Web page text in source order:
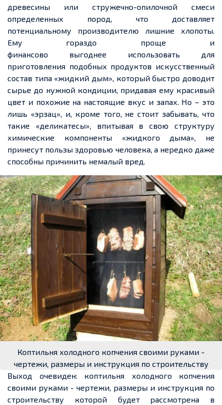
древесины или стружечно-опилочной смеси
определенных пород, что доставляет
потенциальному производителю лишние хлопоты.
Ему гораздо проще и
финансово выгоднее использовать для
приготовления подобных продуктов искусственный
состав типа «жидкий дым», который быстро доводит
сырье до нужной кондиции, придавая ему красивый
цвет и похожие на настоящие вкус и запах. Но – это
лишь «эрзац», и, кроме того, не стоит забывать, что
такие «деликатесы», впитывая в свою структуру
химические компоненты «жидкого дыма», не
принесут пользы здоровью человека, а нередко даже
способны причинить немалый вред.
Коптильня холодного копчения своими руками -
чертежи, размеры и инструкция по строительству
Выход очевиден: коптильня холодного копчения
своими руками - чертежи, размеры и инструкция по
строительству которой будет рассмотрена в